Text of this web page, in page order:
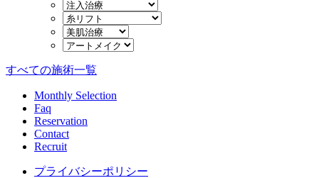
すべての施術一覧
Monthly Selection
Faq
Reservation
Contact
Recruit
プライバシーポリシー